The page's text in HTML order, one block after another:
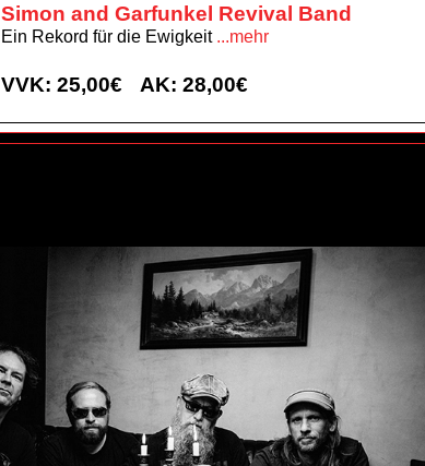
Simon and Garfunkel Revival Band
Ein Rekord für die Ewigkeit ...mehr
VVK: 25,00€ AK: 28,00€